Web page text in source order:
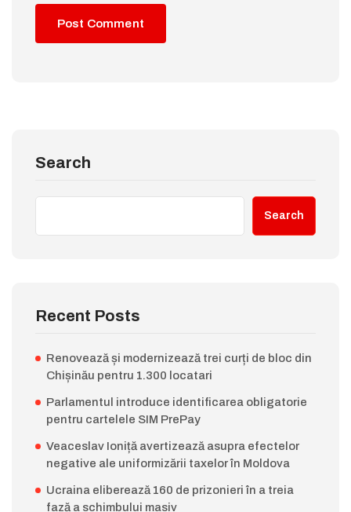
Search
Search
Recent Posts
Renovează și modernizează trei curți de bloc din
Chișinău pentru 1.300 locatari
Parlamentul introduce identificarea obligatorie
pentru cartelele SIM PrePay
Veaceslav Ioniță avertizează asupra efectelor
negative ale uniformizării taxelor în Moldova
Ucraina eliberează 160 de prizonieri în a treia
fază a schimbului masiv